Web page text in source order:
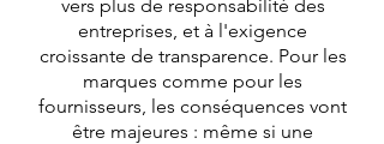
vers plus de responsabilité des
entreprises, et à l'exigence
croissante de transparence. Pour les
marques comme pour les
fournisseurs, les conséquences vont
être majeures : même si une